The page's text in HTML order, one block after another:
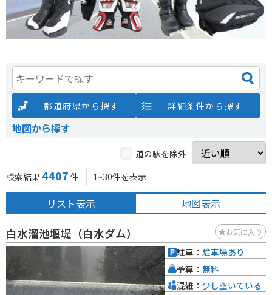
都道府県から探す 詳細条件から探す
地図から探す
道の駅を除外
検索結果 4407 件 1~30件を表示
リスト表示 地図表示
白水溜池堰堤（白水ダム） お気に入り
駐車： 駐車場あり
予算： 無料
混雑： 少し空いている